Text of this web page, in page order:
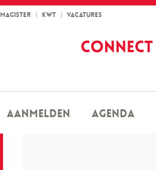
MAGISTER | KWT | VACATURES
Aanmelden Agenda